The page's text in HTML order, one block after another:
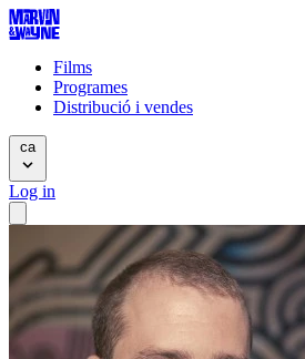
Films
Programes
Distribució i vendes
ca
Log in